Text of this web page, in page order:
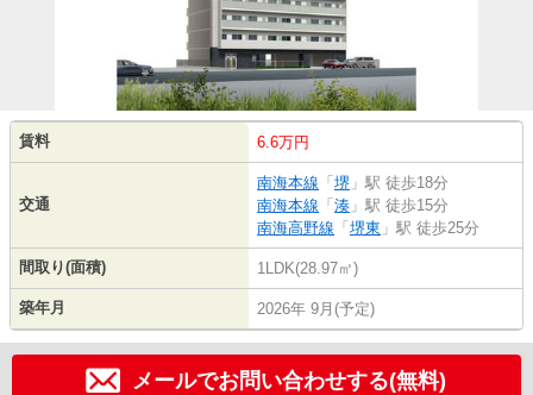
賃料 6.6万円
交通
南海本線 「 堺 」駅 徒歩18分
南海本線 「 湊 」駅 徒歩15分
南海高野線 「 堺東 」駅 徒歩25分
間取り(面積) 1LDK(28.97㎡)
築年月 2026年 9月(予定)
メールでお問い合わせする(無料)